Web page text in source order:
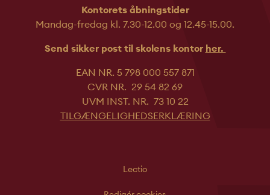
Kontorets åbningstider
Mandag-fredag kl. 7.30-12.00 og 12.45-15.00.
Send sikker post til skolens kontor her.
EAN NR. 5 798 000 557 871
CVR NR. 29 54 82 69
UVM INST. NR. 73 10 22
TILGÆNGELIGHEDSERKLÆRING
Lectio